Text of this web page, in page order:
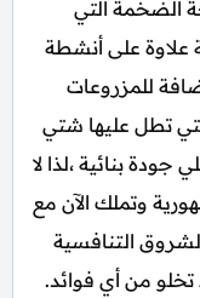
الضخمة التي
علاوة على أنشطة
للمزروعات
تطل عليها شتي
جودة بنائية ،لذا لا
وتملك الآن مع
التنافسية
من أي فوائد.